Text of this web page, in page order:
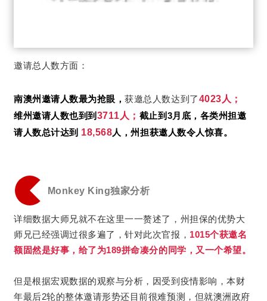
邀请总人数方面：
南澳州邀请人数最为抢眼，获邀总人数达到了4023人；
维州邀请人数也到到 3711人； 截止到3月底，各类州担邀
请人数总计达到 18,568人，州担获邀人数令人惊喜。
Monkey King独家分析
详细数据大师兄就不在这里一一赘述了，州担保的优势大
师兄已经强调过很多遍了，针对此次官报， 1015个获邀名
额固然是好事，给了为189拼命凑分的同学，又一个希望。
但是根据宏观数据的观察与分析，因受到疫情影响，本财
年最后2轮的整体邀请形势还目前很难预测，但就澳洲政府